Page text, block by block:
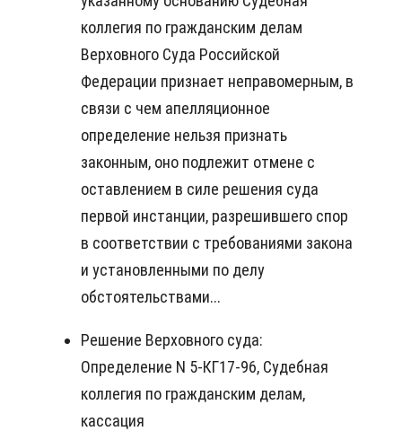
коллегия по гражданским делам
Верховного Суда Российской
Федерации признает неправомерным, в
связи с чем апелляционное
определение нельзя признать
законным, оно подлежит отмене с
оставлением в силе решения суда
первой инстанции, разрешившего спор
в соответствии с требованиями закона
и установленными по делу
обстоятельствами...
Решение Верховного суда:
Определение N 5-КГ17-96, Судебная
коллегия по гражданским делам,
кассация